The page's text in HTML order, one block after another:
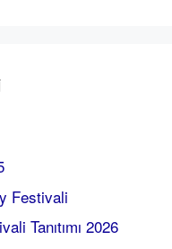
Festivali
Tanıtımı 2026